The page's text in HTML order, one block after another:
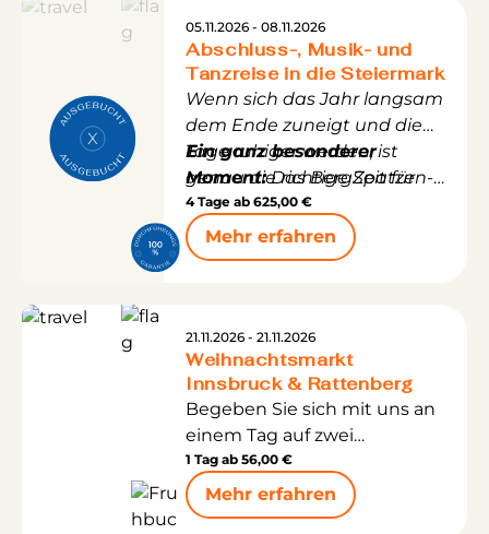
05.11.2026 - 08.11.2026
Abschluss-, Musik- und
Tanzreise in die Steiermark
Wenn sich das Jahr langsam
dem Ende zuneigt und die
Tage ruhiger werden, ist
genau die richtige Zeit für
eine Reise, die noch einmal
alle Sinne weckt. Mit unserer
Abschluss-, Musik- &
gemeinsam ausklingen –
genussvoll, gesellig und mit
genau jener Mischung aus
Kulinarik, Kultur und
Lebensfreude, die in
Erinnerung bleibt. Zwischen
sanften Hügeln, regionalen
Spezialitäten und
Ein ganz besonderer
Moment:Das BergSpatzen-
Trio wird uns auf dieser Reise
ein letztes Mal begleiten und
für unvergessliche
4 Tage ab 625,00 €
Mehr erfahren
21.11.2026 - 21.11.2026
Weihnachtsmarkt
Innsbruck & Rattenberg
Begeben Sie sich mit uns an
einem Tag auf zwei
verschiedene
Weihnachtsmärkte oder wie
das auch gerne genannt wird
1 Tag ab 56,00 €
Mehr erfahren